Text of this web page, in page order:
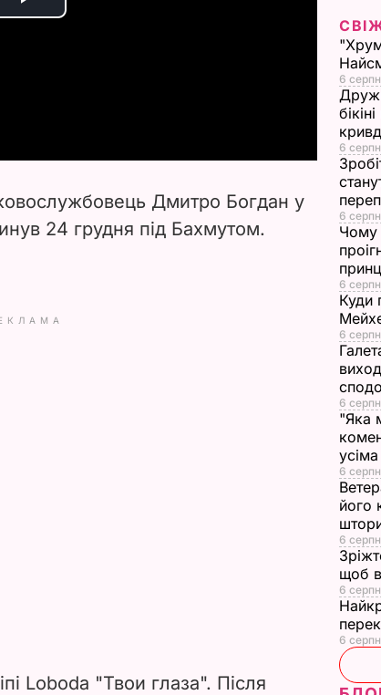
P
i
Дмитро Богдан у
24 грудня під Бахмутом.
Loboda "Твои глаза". Після
6
6
6
Чому
6
Куди
6
6
"Яка
усіма
6
його
6
щоб
6
6